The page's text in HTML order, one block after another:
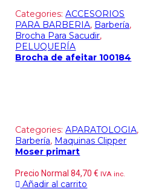
Categories:ACCESORIOS
PARA BARBERIA, Barbería,
Brocha Para Sacudir,
PELUQUERÍA
Brocha de afeitar 100184
Categories:APARATOLOGIA,
Barbería, Maquinas Clipper
Moser primart
Precio Normal84,70€ IVA inc.
Añadir al carrito